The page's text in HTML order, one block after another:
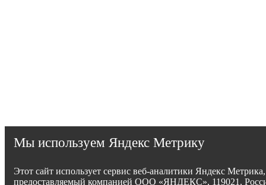
Мы используем Яндекс Метрику
Этот сайт использует сервис веб-аналитики Яндекс Метрика,
предоставляемый компанией ООО «ЯНДЕКС», 119021,